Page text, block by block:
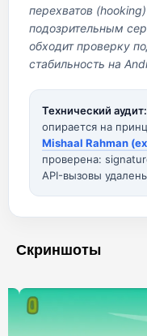
перехватов
подозрительным
обходит проверку
стабильность на
Технический аудит:
опирается на
Mishaal Rahman
проверена:
API-вызовы
Скриншоты